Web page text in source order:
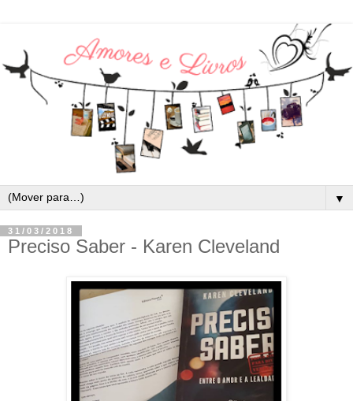
▼
31/03/2018
Preciso Saber - Karen Cleveland